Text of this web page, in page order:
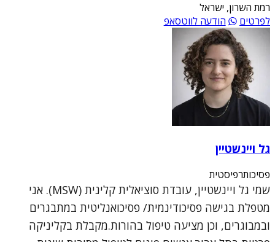
רמת השרון, ישראל
לפרטים
הודעה לווטסאפ
גל ויינשטיין
פסיכותרפיסטית
שמי גל ויינשטיין, עובדת סוציאלית קלינית (MSW). אני
מטפלת בגישה פסיכודינמית/ פסיכואנליטית במתבגרים
ובמבוגרים, וכן מציעה טיפול בהורות.מקבלת בקליניקה